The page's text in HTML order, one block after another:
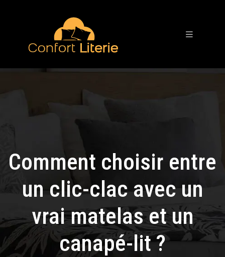
Comment choisir entre
un clic-clac avec un
vrai matelas et un
canapé-lit ?